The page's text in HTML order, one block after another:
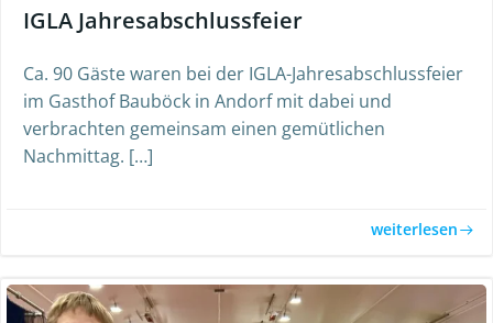
IGLA Jahresabschlussfeier
Ca. 90 Gäste waren bei der IGLA-Jahresabschlussfeier
im Gasthof Bauböck in Andorf mit dabei und
verbrachten gemeinsam einen gemütlichen
Nachmittag. […]
weiterlesen